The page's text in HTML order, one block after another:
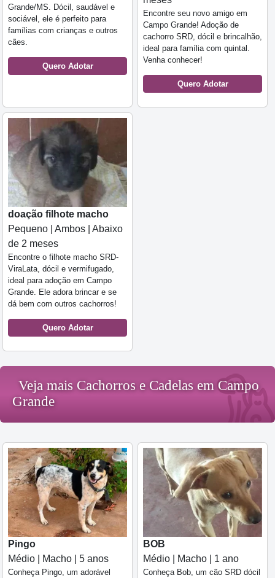
Grande/MS. Dócil, saudável e
sociável, ele é perfeito para
famílias com crianças e outros
cães.
Quero Adotar
Encontre seu novo amigo em
Campo Grande! Adoção de
cachorro SRD, dócil e brincalhão,
ideal para família com quintal.
Venha conhecer!
Quero Adotar
doação filhote macho
Pequeno | Ambos | Abaixo
de 2 meses
Encontre o filhote macho SRD-
ViraLata, dócil e vermifugado,
ideal para adoção em Campo
Grande. Ele adora brincar e se
dá bem com outros cachorros!
Quero Adotar
Veja mais Cachorros e Cadelas em Campo
Grande
Pingo
Médio | Macho | 5 anos
Conheça Pingo, um adorável
BOB
Médio | Macho | 1 ano
Conheça Bob, um cão SRD dócil